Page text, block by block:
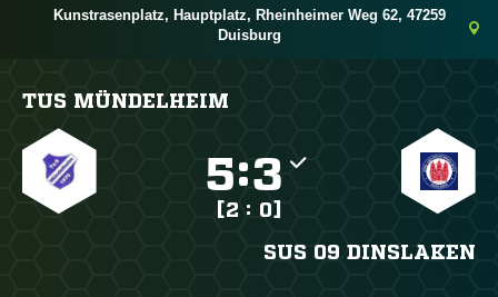
Kunstrasenplatz, Hauptplatz, Rheinheimer Weg 62, 47259
Duisburg
TUS MÜNDELHEIM
:
[2 : 0]
SUS 09 DINSLAKEN